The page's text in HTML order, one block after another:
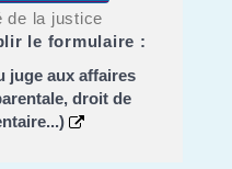
de la justice
le formulaire :
juge aux affaires
droit de